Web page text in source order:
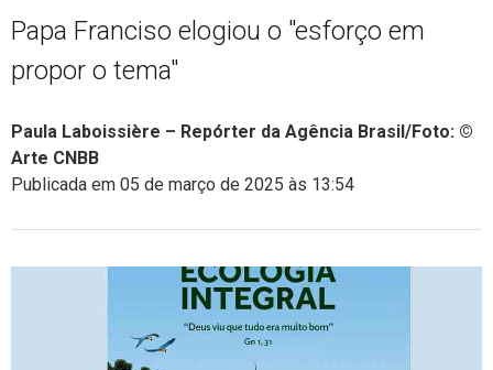
Papa Franciso elogiou o "esforço em
propor o tema"
Paula Laboissière – Repórter da Agência Brasil/Foto: ©
Arte CNBB
Publicada em 05 de março de 2025 às 13:54